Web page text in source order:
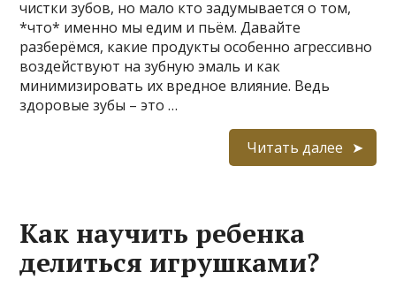
чистки зубов, но мало кто задумывается о том,
*что* именно мы едим и пьём. Давайте
разберёмся, какие продукты особенно агрессивно
воздействуют на зубную эмаль и как
минимизировать их вредное влияние. Ведь
здоровые зубы – это …
Читать далее
Как научить ребенка
делиться игрушками?